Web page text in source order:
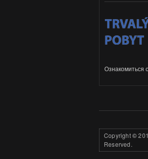
Ознакомиться
Copyright©
Reserved.